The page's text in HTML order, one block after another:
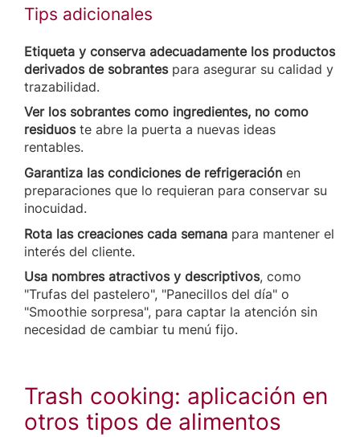
Tips adicionales
Etiqueta y conserva adecuadamente los productos
derivados de sobrantespara asegurar su calidad y
trazabilidad.
Ver los sobrantes como ingredientes, no como
residuoste abre la puerta a nuevas ideas
rentables.
Garantiza las condiciones de refrigeración en
preparaciones que lo requieran para conservar su
inocuidad.
Rota las creaciones cada semana para mantener el
interés del cliente.
Usa nombres atractivos y descriptivos, como
"Trufas del pastelero", "Panecillos del día" o
"Smoothie sorpresa", para captar la atención sin
necesidad de cambiar tu menú fijo.
Trash cooking: aplicación en
otros tipos de alimentos